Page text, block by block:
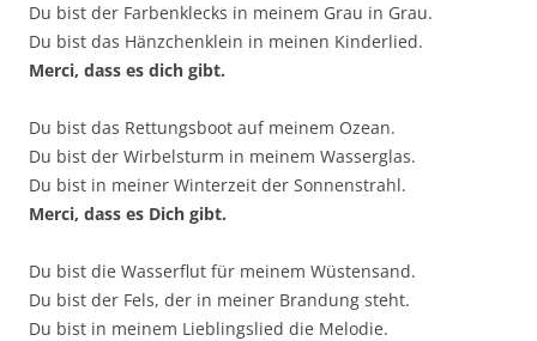
Du bist der Farbenklecks in meinem Grau in Grau.
Du bist das Hänzchenklein in meinen Kinderlied.
Merci, dass es dich gibt.
Du bist das Rettungsboot auf meinem Ozean.
Du bist der Wirbelsturm in meinem Wasserglas.
Du bist in meiner Winterzeit der Sonnenstrahl.
Merci, dass es Dich gibt.
Du bist die Wasserflut für meinem Wüstensand.
Du bist der Fels, der in meiner Brandung steht.
Du bist in meinem Lieblingslied die Melodie.